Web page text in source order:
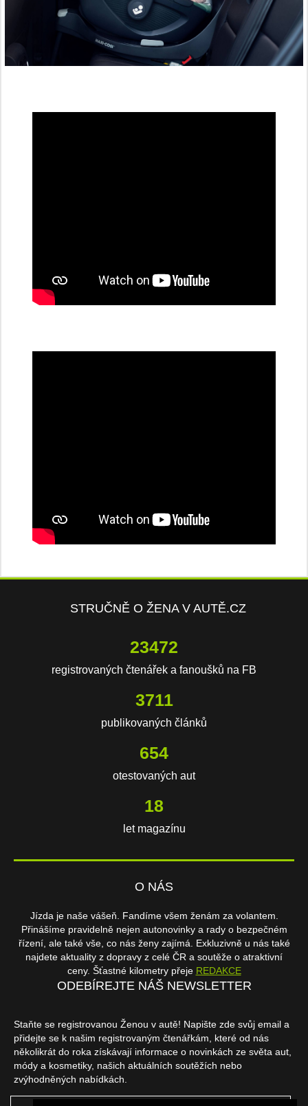
STRUČNĚ O ŽENA V AUTĚ.CZ
23472
registrovaných čtenářek a fanoušků na FB
3711
publikovaných článků
654
otestovaných aut
18
let magazínu
O NÁS
Jízda je naše vášeň. Fandíme všem ženám za volantem.
Přinášíme pravidelně nejen autonovinky a rady o bezpečném
řízení, ale také vše, co nás ženy zajímá. Exkluzivně u nás také
najdete aktuality z dopravy z celé ČR a soutěže o atraktivní
ceny. Šťastné kilometry přeje REDAKCE
ODEBÍREJTE NÁŠ NEWSLETTER
Staňte se registrovanou Ženou v autě! Napište zde svůj email a
přidejte se k našim registrovaným čtenářkám, které od nás
několikrát do roka získávají informace o novinkách ze světa aut,
módy a kosmetiky, našich aktuálních soutěžích nebo
zvýhodněných nabídkách.